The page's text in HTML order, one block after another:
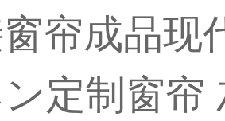
帘成品现
定制窗